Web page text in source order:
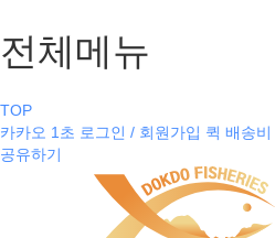
전체메뉴
TOP
카카오 1초 로그인 / 회원가입 퀵 배송비
공유하기